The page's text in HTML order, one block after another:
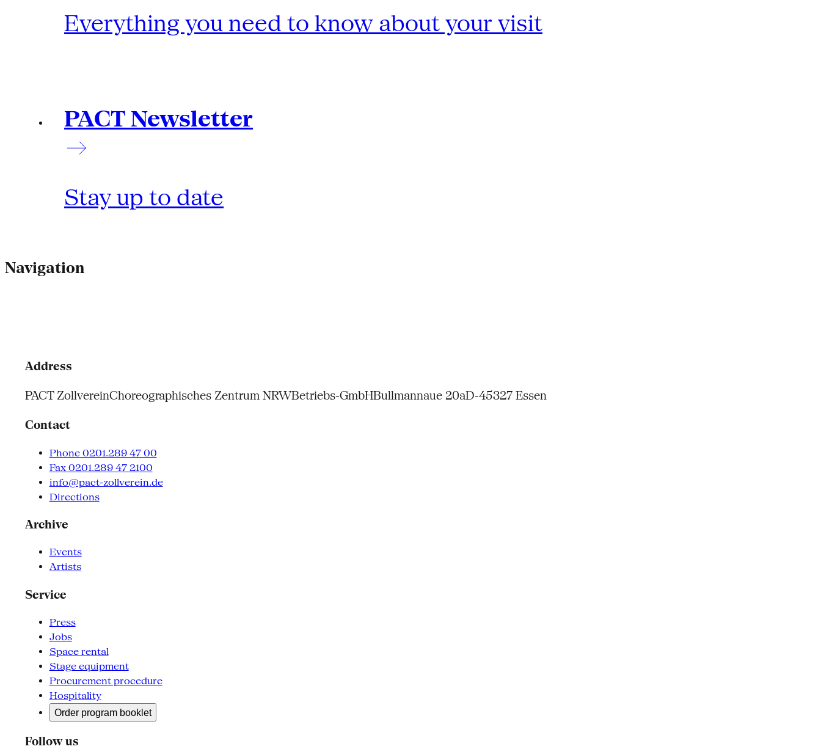
Everything you need to know about your visit
PACT Newsletter
Stay up to date
Navigation
Address
PACT ZollvereinChoreographisches Zentrum NRWBetriebs-GmbHBullmannaue 20aD-45327 Essen
Contact
Phone 0201.289 47 00
Fax 0201.289 47 2100
info@pact-zollverein.de
Directions
Archive
Events
Artists
Service
Press
Jobs
Space rental
Stage equipment
Procurement procedure
Hospitality
Order program booklet
Follow us